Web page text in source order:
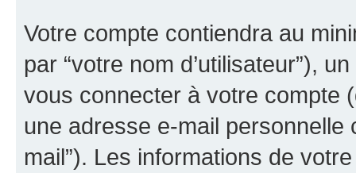
Votre compte contiendra au
par “votre nom d’utilisateur”),
vous connecter à votre compte
une adresse e-mail
mail”). Les informations de